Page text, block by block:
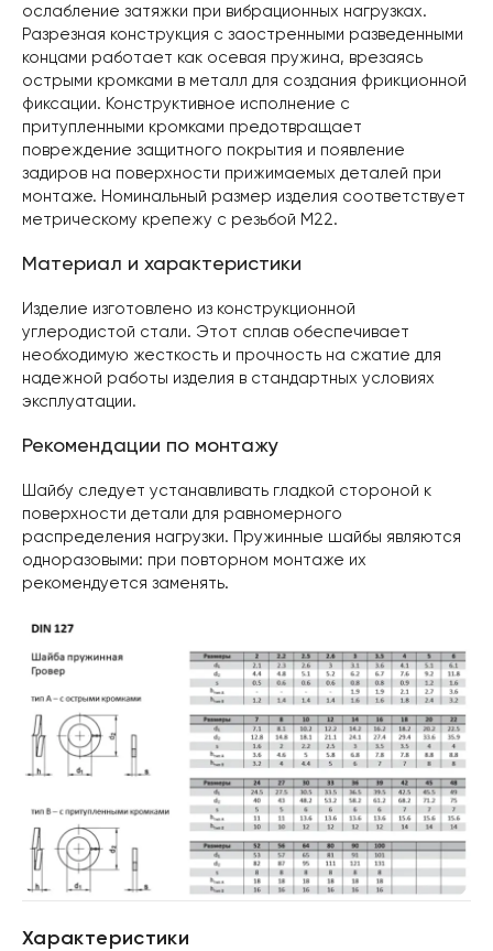
ослабление затяжки при вибрационных нагрузках.
Разрезная конструкция с заостренными разведенными
концами работает как осевая пружина, врезаясь
острыми кромками в металл для создания фрикционной
фиксации. Конструктивное исполнение с
притупленными кромками предотвращает
повреждение защитного покрытия и появление
задиров на поверхности прижимаемых деталей при
монтаже. Номинальный размер изделия соответствует
метрическому крепежу с резьбой M22.
Материал и характеристики
Изделие изготовлено из конструкционной
углеродистой стали. Этот сплав обеспечивает
необходимую жесткость и прочность на сжатие для
надежной работы изделия в стандартных условиях
эксплуатации.
Рекомендации по монтажу
Шайбу следует устанавливать гладкой стороной к
поверхности детали для равномерного
распределения нагрузки. Пружинные шайбы являются
одноразовыми: при повторном монтаже их
рекомендуется заменять.
Характеристики